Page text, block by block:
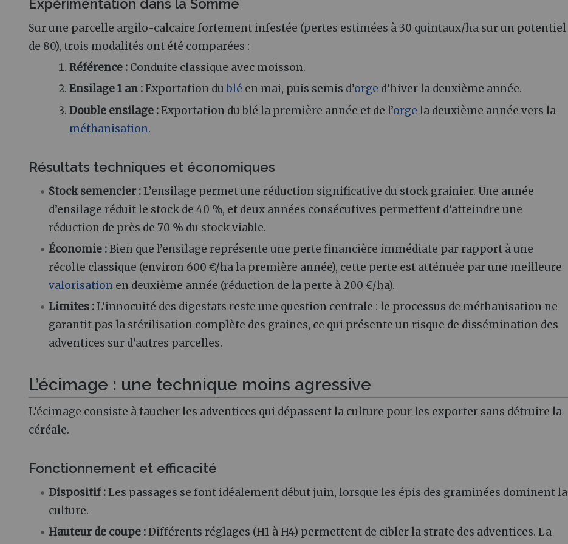
Expérimentation dans la Somme
Sur une parcelle argilo-calcaire fortement infestée (pertes estimées à 30 quintaux/ha sur un potentiel
de 80), trois modalités ont été comparées :
Référence : Conduite classique avec moisson.
Ensilage 1 an :Exportation dublé en mai, puis semis d’orge d’hiver la deuxième année.
Double ensilage :Exportation du blé la première année et de l’orge la deuxième année vers la
méthanisation.
Résultats techniques et économiques
Stock semencier :L’ensilage permet une réduction significative du stock grainier. Une année
d’ensilage réduit le stock de 40 %, et deux années consécutives permettent d’atteindre une
réduction de près de 70 % du stock viable.
Économie :Bien que l’ensilage représente une perte financière immédiate par rapport à une
récolte classique (environ 600 €/ha la première année), cette perte est atténuée par une meilleure
valorisation en deuxième année (réduction de la perte à 200 €/ha).
Limites :L’innocuité des digestats reste une question centrale : le processus de méthanisation ne
garantit pas la stérilisation complète des graines, ce qui présente un risque de dissémination des
adventices sur d’autres parcelles.
L’écimage : une technique moins agressive
L’écimage consiste à faucher les adventices qui dépassent la culture pour les exporter sans détruire la
céréale.
Fonctionnement et efficacité
Dispositif :Les passages se font idéalement début juin, lorsque les épis des graminées dominent la
culture.
Hauteur de coupe :Différents réglages (H1 à H4) permettent de cibler la strate des adventices. La